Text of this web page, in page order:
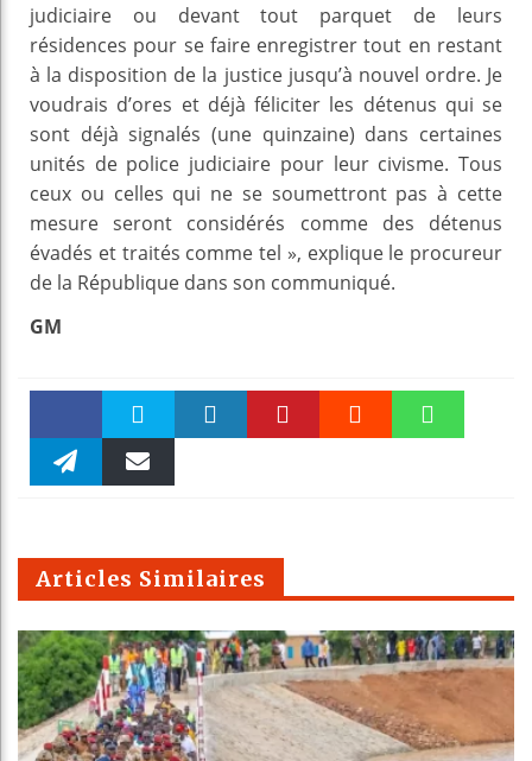
judiciaire ou devant tout parquet de leurs
résidences pour se faire enregistrer tout en restant
à la disposition de la justice jusqu’à nouvel ordre. Je
voudrais d’ores et déjà féliciter les détenus qui se
sont déjà signalés (une quinzaine) dans certaines
unités de police judiciaire pour leur civisme. Tous
ceux ou celles qui ne se soumettront pas à cette
mesure seront considérés comme des détenus
évadés et traités comme tel », explique le procureur
de la République dans son communiqué.
GM
Faceboo Twitter
m
Articles Similaires